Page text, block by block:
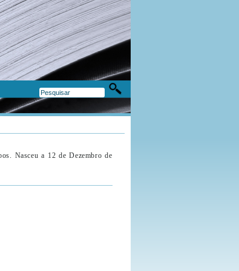
Nasceu a 12 de Dezembro de